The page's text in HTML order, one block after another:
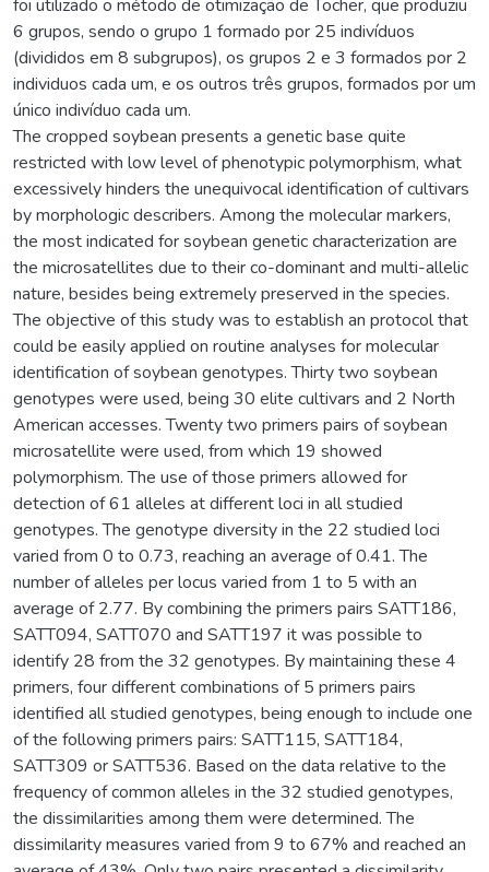
foi utilizado o método de otimização de Tocher, que produziu
6 grupos, sendo o grupo 1 formado por 25 indivíduos
(divididos em 8 subgrupos), os grupos 2 e 3 formados por 2
individuos cada um, e os outros três grupos, formados por um
único indivíduo cada um.
The cropped soybean presents a genetic base quite
restricted with low level of phenotypic polymorphism, what
excessively hinders the unequivocal identification of cultivars
by morphologic describers. Among the molecular markers,
the most indicated for soybean genetic characterization are
the microsatellites due to their co-dominant and multi-allelic
nature, besides being extremely preserved in the species.
The objective of this study was to establish an protocol that
could be easily applied on routine analyses for molecular
identification of soybean genotypes. Thirty two soybean
genotypes were used, being 30 elite cultivars and 2 North
American accesses. Twenty two primers pairs of soybean
microsatellite were used, from which 19 showed
polymorphism. The use of those primers allowed for
detection of 61 alleles at different loci in all studied
genotypes. The genotype diversity in the 22 studied loci
varied from 0 to 0.73, reaching an average of 0.41. The
number of alleles per locus varied from 1 to 5 with an
average of 2.77. By combining the primers pairs SATT186,
SATT094, SATT070 and SATT197 it was possible to
identify 28 from the 32 genotypes. By maintaining these 4
primers, four different combinations of 5 primers pairs
identified all studied genotypes, being enough to include one
of the following primers pairs: SATT115, SATT184,
SATT309 or SATT536. Based on the data relative to the
frequency of common alleles in the 32 studied genotypes,
the dissimilarities among them were determined. The
dissimilarity measures varied from 9 to 67% and reached an